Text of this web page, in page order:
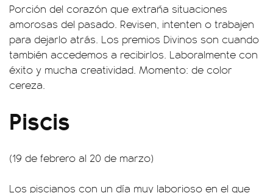
Porción del corazón que extraña situaciones
amorosas del pasado. Revisen, intenten o trabajen
para dejarlo atrás. Los premios Divinos son cuando
también accedemos a recibirlos. Laboralmente con
éxito y mucha creatividad. Momento: de color
cereza.
Piscis
(19 de febrero al 20 de marzo)
Los piscianos con un día muy laborioso en el que